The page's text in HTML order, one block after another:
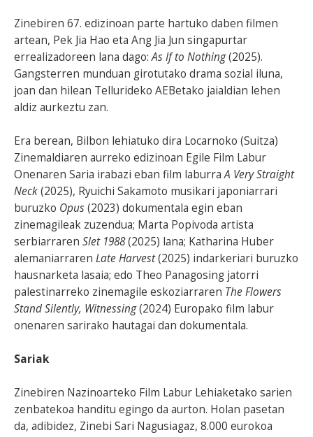
Zinebiren 67. edizinoan parte hartuko daben filmen
artean, Pek Jia Hao eta Ang Jia Jun singapurtar
errealizadoreen lana dago:As If to Nothing(2025).
Gangsterren munduan girotutako drama sozial iluna,
joan dan hilean Tellurideko AEBetako jaialdian lehen
aldiz aurkeztu zan.
Era berean, Bilbon lehiatuko dira Locarnoko (Suitza)
Zinemaldiaren aurreko edizinoan Egile Film Labur
Onenaren Saria irabazi eban film laburraA Very Straight
Neck(2025), Ryuichi Sakamoto musikari japoniarrari
buruzko Opus(2023) dokumentala egin eban
zinemagileak zuzendua; Marta Popivoda artista
serbiarraren Slet 1988(2025) lana; Katharina Huber
alemaniarraren Late Harvest(2025) indarkeriari buruzko
hausnarketa lasaia; edo Theo Panagosing jatorri
palestinarreko zinemagile eskoziarraren The Flowers
Stand Silently, Witnessing(2024) Europako film labur
onenaren sarirako hautagai dan dokumentala.
Sariak
Zinebiren Nazinoarteko Film Labur Lehiaketako sarien
zenbatekoa handitu egingo da aurton. Holan pasetan
da, adibidez, Zinebi Sari Nagusiagaz, 8.000 eurokoa